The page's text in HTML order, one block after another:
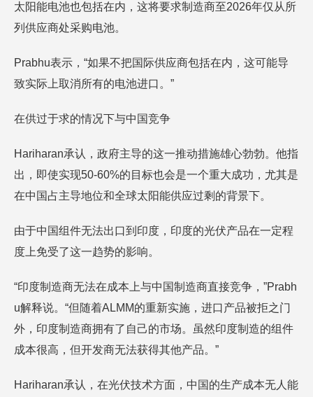
太阳能电池也包括在内，这将要求制造商至2026年仅从所
列供应商处采购电池。
Prabhu表示，“如果不把国际供应商包括在内，这可能导
致实际上取消所有的电池进口。”
在供过于求的情况下与中国竞争
Hariharan承认，政府主导的这一推动措施雄心勃勃。他指
出，即使实现50-60%的目标也会是一个重大成功，尤其是
在中国占主导地位和全球太阳能供应过剩的背景下。
由于中国组件无法出口到印度，印度的光伏产品在一定程
度上免受了这一趋势的影响。
“印度制造商无法在成本上与中国制造商直接竞争，”Prabh
u解释说。“但随着ALMM的重新实施，进口产品被拒之门
外，印度制造商拥有了自己的市场。虽然印度制造的组件
成本很高，但开发商无法获得其他产品。”
Hariharan承认，在光伏技术方面，中国的生产成本无人能